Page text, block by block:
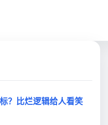
？比烂逻辑给人看笑